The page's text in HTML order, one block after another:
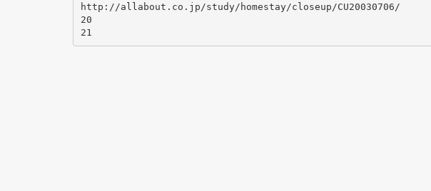
http://allabout.co.jp/study/homestay/closeup/CU20030706/
20